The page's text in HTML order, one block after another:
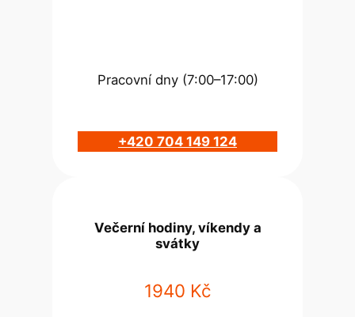
Pracovní dny (7:00–17:00)
+420 704 149 124
Večerní hodiny, víkendy a
svátky
1940 Kč